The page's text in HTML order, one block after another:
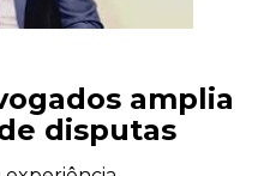
amplia
disputas